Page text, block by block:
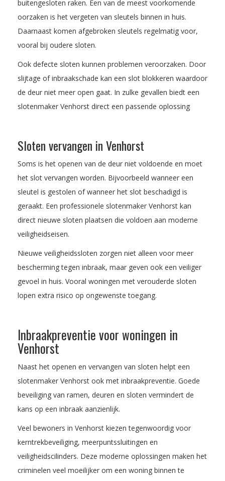
buitengesloten raken. Een van de meest voorkomende
oorzaken is het vergeten van sleutels binnen in huis.
Daarnaast komen afgebroken sleutels regelmatig voor,
vooral bij oudere sloten.
Ook defecte sloten kunnen problemen veroorzaken. Door
slijtage of inbraakschade kan een slot blokkeren waardoor
de deur niet meer open gaat. In zulke gevallen biedt een
slotenmaker Venhorst direct een passende oplossing
Sloten vervangen in Venhorst
Soms is het openen van de deur niet voldoende en moet
het slot vervangen worden. Bijvoorbeeld wanneer een
sleutel is gestolen of wanneer het slot beschadigd is
geraakt. Een professionele slotenmaker Venhorst kan
direct nieuwe sloten plaatsen die voldoen aan moderne
veiligheidseisen.
Nieuwe veiligheidssloten zorgen niet alleen voor meer
bescherming tegen inbraak, maar geven ook een veiliger
gevoel in huis. Vooral woningen met verouderde sloten
lopen extra risico op ongewenste toegang.
Inbraakpreventie voor woningen in
Venhorst
Naast het openen en vervangen van sloten helpt een
slotenmaker Venhorst ook met inbraakpreventie. Goede
beveiliging van ramen, deuren en sloten vermindert de
kans op een inbraak aanzienlijk.
Veel bewoners in Venhorst kiezen tegenwoordig voor
kerntrekbeveiliging, meerpuntssluitingen en
veiligheidscilinders. Deze moderne oplossingen maken het
criminelen veel moeilijker om een woning binnen te